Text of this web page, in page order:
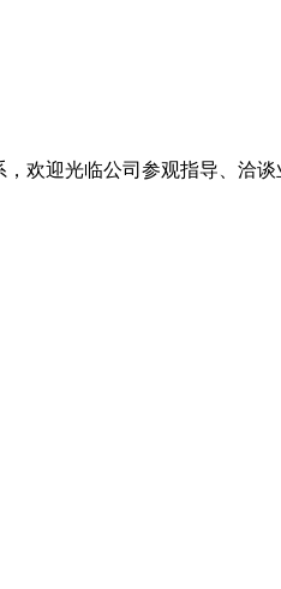
欢迎光临公司参观指导、洽谈